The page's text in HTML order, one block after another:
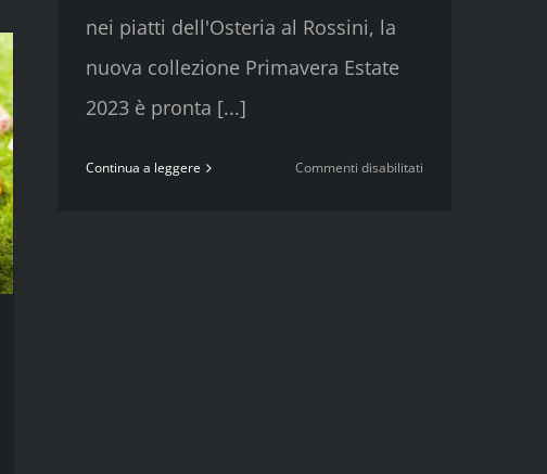
nei piatti dell'Osteria al Rossini, la
nuova collezione Primavera Estate
2023 è pronta [...]
Continua a leggere Commenti disabilitati